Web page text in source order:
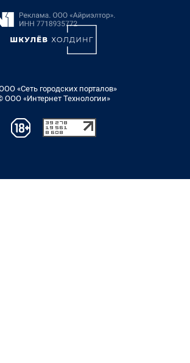
«Сеть городских порталов»
ООО «Интернет Технологии»